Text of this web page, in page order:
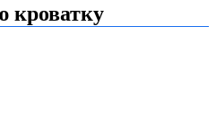
кроватку